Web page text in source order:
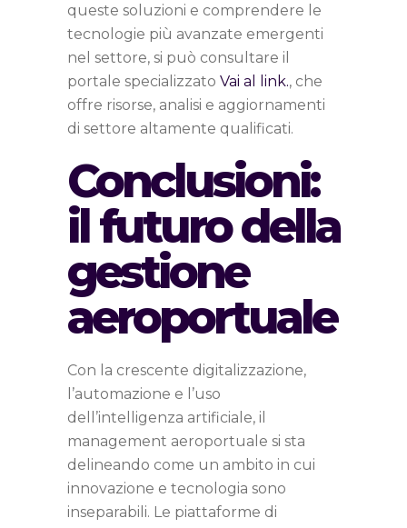
queste soluzioni e comprendere le
tecnologie più avanzate emergenti
nel settore, si può consultare il
portale specializzato Vai al link., che
offre risorse, analisi e aggiornamenti
di settore altamente qualificati.
Conclusioni:
il futuro della
gestione
aeroportuale
Con la crescente digitalizzazione,
l’automazione e l’uso
dell’intelligenza artificiale, il
management aeroportuale si sta
delineando come un ambito in cui
innovazione e tecnologia sono
inseparabili. Le piattaforme di